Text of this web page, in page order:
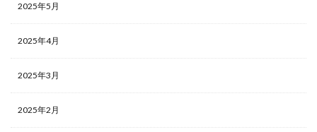
2025年5月
2025年4月
2025年3月
2025年2月